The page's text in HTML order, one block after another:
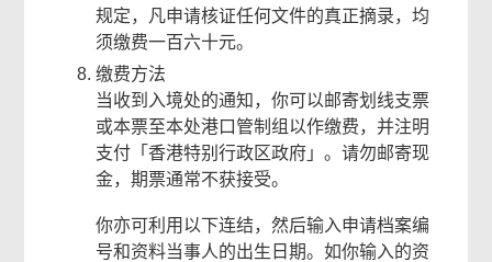
规定，凡申请核证任何文件的真正摘录，均
须缴费一百六十元。
缴费方法
当收到入境处的通知，你可以邮寄划线支票
或本票至本处港口管制组以作缴费，并注明
支付「香港特别行政区政府」。请勿邮寄现
金，期票通常不获接受。
你亦可利用以下连结，然后输入申请档案编
号和资料当事人的出生日期。如你输入的资